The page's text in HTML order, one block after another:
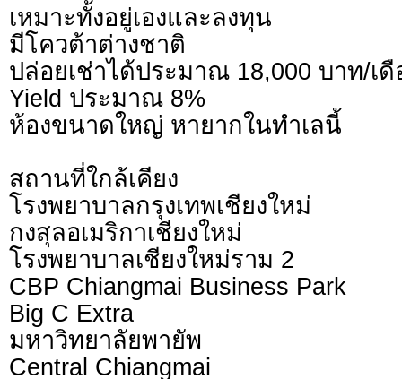
เหมาะทั้งอยู่เองและลงทุน
มีโควต้าต่างชาติ
ปล่อยเช่าได้ประมาณ 18,000 บาท/เ
Yield ประมาณ 8%
ห้องขนาดใหญ่ หายากในทำเลนี้
สถานที่ใกล้เคียง
โรงพยาบาลกรุงเทพเชียงใหม่
กงสุลอเมริกาเชียงใหม่
โรงพยาบาลเชียงใหม่ราม 2
CBP Chiangmai Business Park
Big C Extra
มหาวิทยาลัยพายัพ
Central Chiangmai